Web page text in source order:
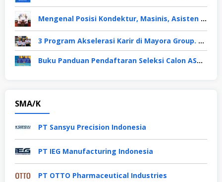
Mengenal Posisi Kondektur, Masinis, Asisten PPKA, Pemeliharaan Sarana dan Prasarana, Polsuska (Polisi Khusus Kereta Api), di PT KAI
3 Program Akselerasi Karir di Mayora Group. Apa Saja? Berikut Penjelasannya
Buku Panduan Pendaftaran Seleksi Calon ASN TA 2024
SMA/K
PT Sansyu Precision Indonesia
PT IEG Manufacturing Indonesia
PT OTTO Pharmaceutical Industries